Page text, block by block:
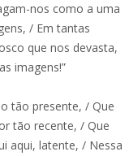
nos como a uma
/ Em tantas
que nos devasta,
imagens!”
tão presente, / Que
tão recente, / Que
aqui, latente, / Nessa